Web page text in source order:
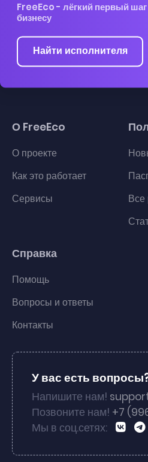
FreeEco - лёгкий первый
бизнесу
Найти исполнителя
О FreeEco
О проекте
Как это работает
Сервисы
Все
Справка
Помощь
Вопросы и ответы
Контакты
У вас есть
Напишите нам!
Позвоните нам! +7
Мы в соц.сетях: